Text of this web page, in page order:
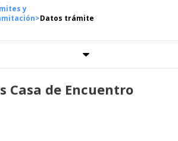
y
>Datos trámite
Casa de Encuentro